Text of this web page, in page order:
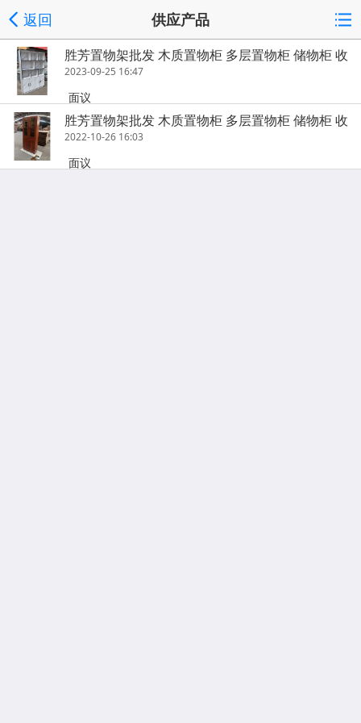
返回 供应产品
胜芳置物架批发 木质置物柜 多层置物柜 储物柜 收
纳柜 杂物柜 多用柜客厅家具 书房家具 简易家具 凤
2023-09-25 16:47
面议
胜芳置物架批发 木质置物柜 多层置物柜 储物柜 收
纳柜 杂物柜 多用柜客厅家具 书房家具 简易家具 凤
2022-10-26 16:03
面议